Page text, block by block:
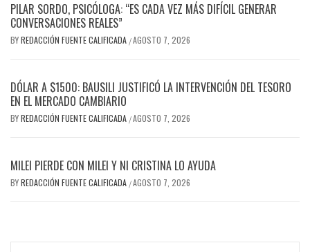
PILAR SORDO, PSICÓLOGA: “ES CADA VEZ MÁS DIFÍCIL GENERAR
CONVERSACIONES REALES”
BYREDACCIÓN FUENTE CALIFICADA /AGOSTO 7, 2026
DÓLAR A $1500: BAUSILI JUSTIFICÓ LA INTERVENCIÓN DEL TESORO
EN EL MERCADO CAMBIARIO
BYREDACCIÓN FUENTE CALIFICADA /AGOSTO 7, 2026
MILEI PIERDE CON MILEI Y NI CRISTINA LO AYUDA
BYREDACCIÓN FUENTE CALIFICADA /AGOSTO 7, 2026